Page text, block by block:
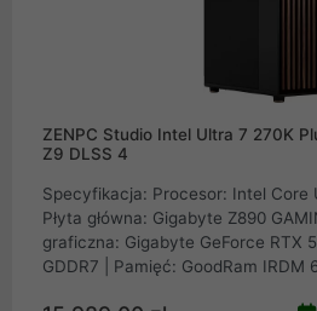
ZENPC Studio Intel Ultra 7 270K
Z9 DLSS 4
Specyfikacja: Procesor: Intel Core
Płyta główna: Gigabyte Z890
graficzna: Gigabyte GeForce RTX
GDDR7 | Pamięć: GoodRam IRDM
6000MHz CL30 | Dysk: Samsung